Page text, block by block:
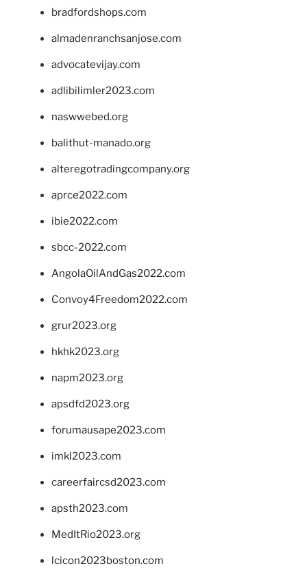
bradfordshops.com
almadenranchsanjose.com
advocatevijay.com
adlibilimler2023.com
naswwebed.org
balithut-manado.org
alteregotradingcompany.org
aprce2022.com
ibie2022.com
sbcc-2022.com
AngolaOilAndGas2022.com
Convoy4Freedom2022.com
grur2023.org
hkhk2023.org
napm2023.org
apsdfd2023.org
forumausape2023.com
imkl2023.com
careerfaircsd2023.com
apsth2023.com
MedItRio2023.org
lcicon2023boston.com